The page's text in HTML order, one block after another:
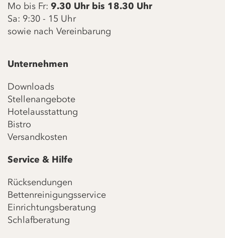
Mo bis Fr: 9.30 Uhr bis 18.30 Uhr
Sa: 9:30 - 15 Uhr
sowie nach Vereinbarung
Unternehmen
Downloads
Stellenangebote
Hotelausstattung
Bistro
Versandkosten
Service & Hilfe
Rücksendungen
Bettenreinigungsservice
Einrichtungsberatung
Schlafberatung